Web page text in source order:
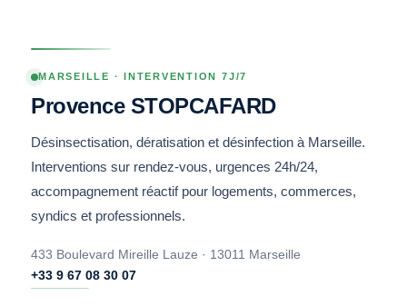
MARSEILLE · INTERVENTION 7J/7
Provence STOPCAFARD
Désinsectisation, dératisation et désinfection à Marseille.
Interventions sur rendez-vous, urgences 24h/24,
accompagnement réactif pour logements, commerces,
syndics et professionnels.
433 Boulevard Mireille Lauze · 13011 Marseille
+33 9 67 08 30 07